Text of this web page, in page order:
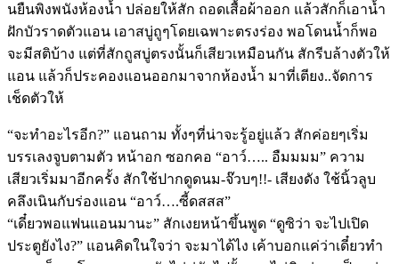
นยืนพิงพนังห้องน้ำ ปล่อยให้สัก ถอดเสื้อผ้าออก แล้วสักก็เอาน้ำ
ฝักบัวราดตัวแอน เอาสบู่ถูๆโดยเฉพาะตรงร่อง พอโดนน้ำก็พอ
จะมีสติบ้าง แต่ที่สักถูสบู่ตรงนั้นก็เสียวเหมือนกัน สักรีบล้างตัวให้
แอน แล้วก็ประคองแอนออกมาจากห้องน้ำ มาที่เตียง..จัดการ
เช็ดตัวให้
“จะทำอะไรอีก?” แอนถาม ทั้งๆที่น่าจะรู้อยู่แล้ว สักค่อยๆเริ่ม
บรรเลงจูบตามตัว หน้าอก ซอกคอ “อาว์….. อืมมมม” ความ
เสียวเริ่มมาอีกครั้ง สักใช้ปากดูดนม-จ๊วบๆ!!- เสียงดัง ใช้นิ้วลูบ
คลึงเนินกับร่องแอน “อาว์….ซี้ดสสส”
“เดี๋ยวพอแฟนแอนมานะ” สักเงยหน้าขึ้นพูด “ดูซิว่า จะไปเปิด
ประตูยังไง?” แอนคิดในใจว่า จะมาได้ไง เค้าบอกแค่ว่าเดี๋ยวทำ